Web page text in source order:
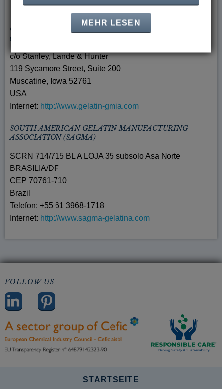
GELATIN MANUFACTURERS INSTITUTE OF AMERICA
(GMIA)
c/o Stanley, Lande & Hunter
119 Sycamore Street, Suite 200
Muscatine, Iowa 52761
USA
Internet: http://www.gelatin-gmia.com
SOUTH AMERICAN GELATIN MANUFACTURING
ASSOCIATION (SAGMA)
SCRN 714/715 BL A LOJA 35 subsolo Asa Norte
BRASILIA/DF
CEP 70761-710
Brazil
Telefon: +55 61 3968-1718
Internet: http://www.sagma-gelatina.com​​​​​​​
FOLLOW US
STARTSEITE
MEHR LESEN